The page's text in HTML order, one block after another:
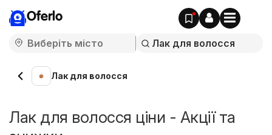
Oferlo
Лак для волосся
Лак для волосся ціни - Акції та